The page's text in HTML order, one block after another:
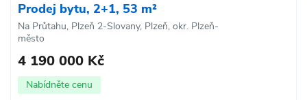
Prodej bytu, 2+1, 53 m²
Na Průtahu, Plzeň 2-Slovany, Plzeň, okr. Plzeň-
město
4 190 000 Kč
Nabídněte cenu